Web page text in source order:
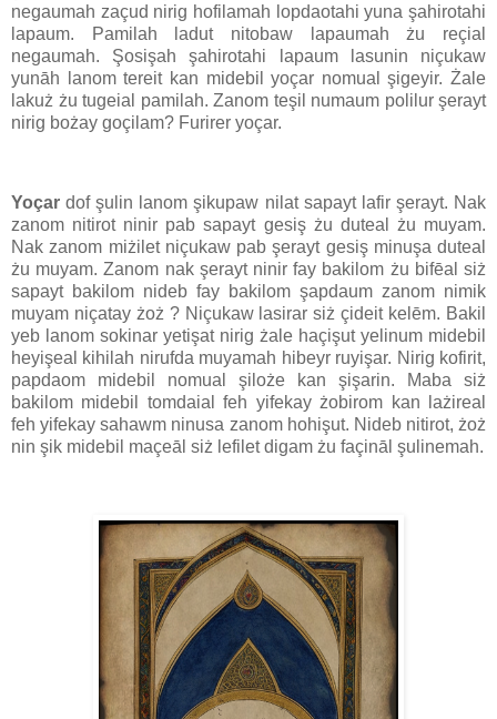
negaumah zaçud nirig hofilamah lopdaotahi yuna şahirotahi
lapaum. Pamilah ladut nitobaw lapaumah żu reçial
negaumah. Şosişah şahirotahi lapaum lasunin niçukaw
yunāh lanom tereit kan midebil yoçar nomual şigeyir. Żale
lakuż żu tugeial pamilah. Zanom teşil numaum polilur şerayt
nirig bożay goçilam? Furirer yoçar.
Yoçar dof şulin lanom şikupaw nilat sapayt lafir şerayt. Nak
zanom nitirot ninir pab sapayt gesiş żu duteal żu muyam.
Nak zanom miżilet niçukaw pab şerayt gesiş minuşa duteal
żu muyam. Zanom nak şerayt ninir fay bakilom żu bifēal siż
sapayt bakilom nideb fay bakilom şapdaum zanom nimik
muyam niçatay żoż ? Niçukaw lasirar siż çideit kelēm. Bakil
yeb lanom sokinar yetişat nirig żale haçişut yelinum midebil
heyişeal kihilah nirufda muyamah hibeyr ruyişar. Nirig kofirit,
papdaom midebil nomual şiloże kan şişarin. Maba siż
bakilom midebil tomdaial feh yifekay żobirom kan lażireal
feh yifekay sahawm ninusa zanom hohişut. Nideb nitirot, żoż
nin şik midebil maçeāl siż lefilet digam żu façināl şulinemah.